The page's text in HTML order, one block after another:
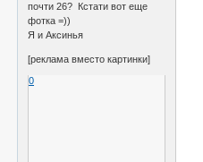
почти 26? Кстати вот еще
фотка =))
Я и Аксинья
[реклама вместо картинки]
0